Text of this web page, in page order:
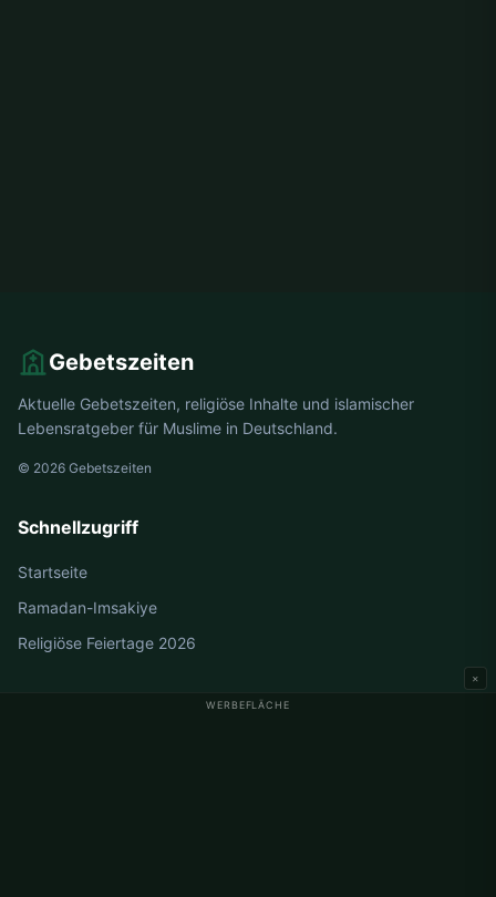
WERBEFLÄCHE
×
Gebetszeiten
Aktuelle Gebetszeiten, religiöse Inhalte und islamischer
Lebensratgeber für Muslime in Deutschland.
© 2026 Gebetszeiten
Schnellzugriff
Startseite
Ramadan-Imsakiye
Religiöse Feiertage 2026
Gebetszeiten Deutschland